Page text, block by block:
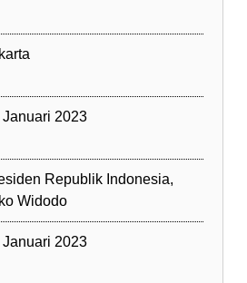
Januari 2023
Republik Indonesia,
Widodo
Januari 2023